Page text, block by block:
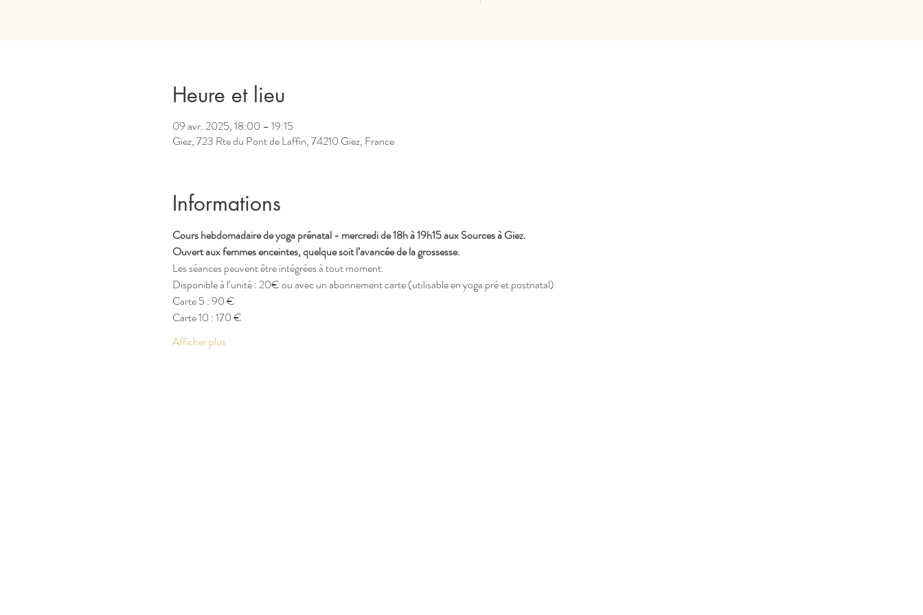
Heure et lieu
09 avr. 2025, 18:00 – 19:15
Giez, 723 Rte du Pont de Laffin, 74210 Giez, France
Informations
Cours hebdomadaire de yoga prénatal - mercredi de 18h à 19h15 aux Sources à Giez.
Ouvert aux femmes enceintes, quelque soit l’avancée de la grossesse.
Les séances peuvent être intégrées à tout moment.
Disponible à l’unité : 20€ ou avec un abonnement carte (utilisable en yoga pré et postnatal)
Carte 5 : 90 €
Carte 10 : 170 €
Afficher plus